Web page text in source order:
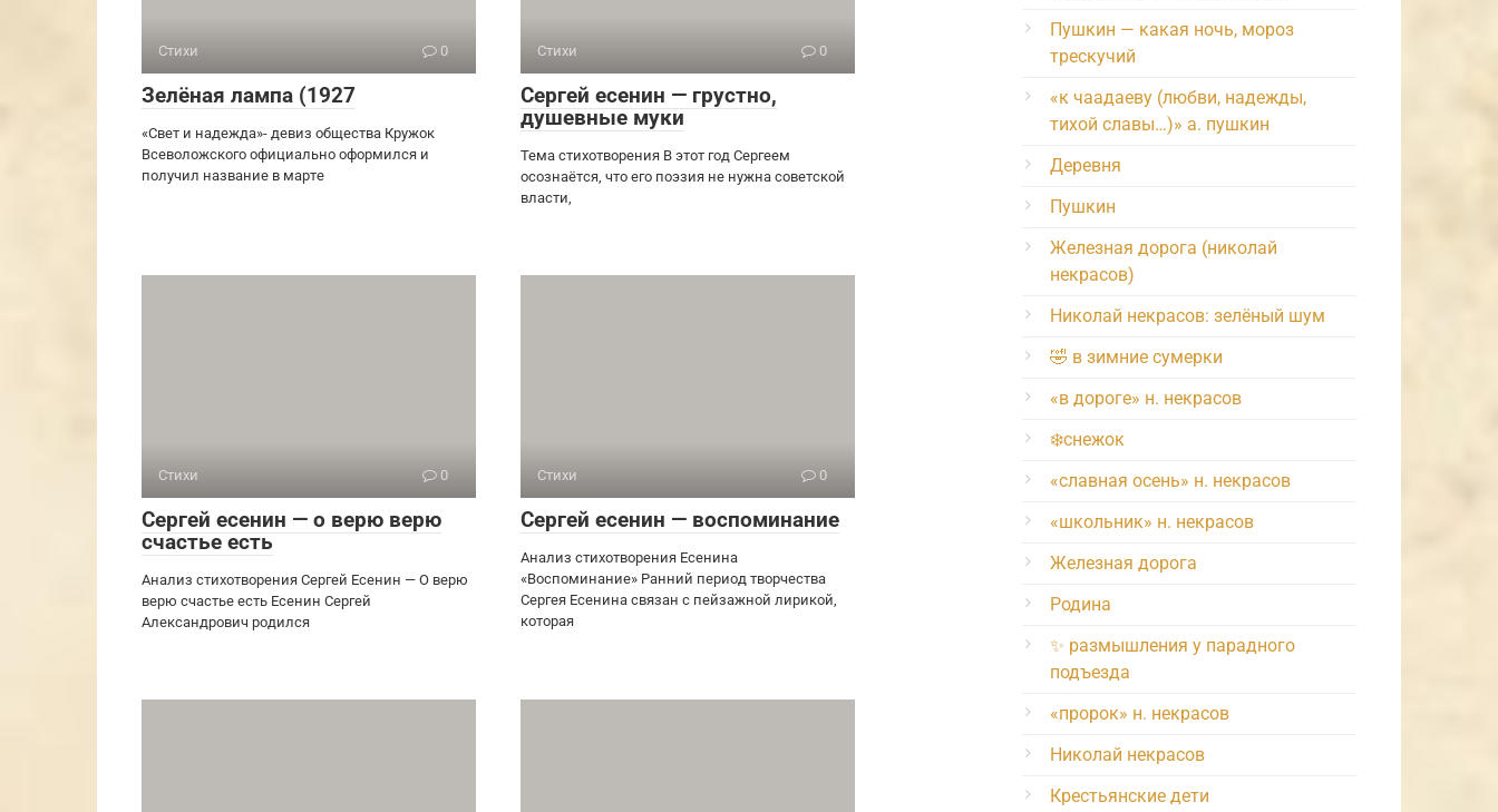
Стихи 0
Зелёная лампа (1927
«Свет и надежда»- девиз общества Кружок
Всеволожского официально оформился и
получил название в марте
Стихи 0
Сергей есенин — грустно,
душевные муки
Тема стихотворения В этот год Сергеем
осознаётся, что его поэзия не нужна советской
власти,
Стихи 0
Сергей есенин — о верю верю
счастье есть
Анализ стихотворения Сергей Есенин — О верю
верю счастье есть Есенин Сергей
Александрович родился
Стихи 0
Сергей есенин — воспоминание
Анализ стихотворения Есенина
«Воспоминание» Ранний период творчества
Сергея Есенина связан с пейзажной лирикой,
которая
Пушкин — какая ночь, мороз
трескучий
«к чаадаеву (любви, надежды,
тихой славы…)» а. пушкин
Деревня
Пушкин
Железная дорога (николай
некрасов)
Николай некрасов: зелёный шум
🤣 в зимние сумерки
«в дороге» н. некрасов
❄️снежок
«славная осень» н. некрасов
«школьник» н. некрасов
Железная дорога
Родина
✨ размышления у парадного
подъезда
«пророк» н. некрасов
Николай некрасов
Крестьянские дети